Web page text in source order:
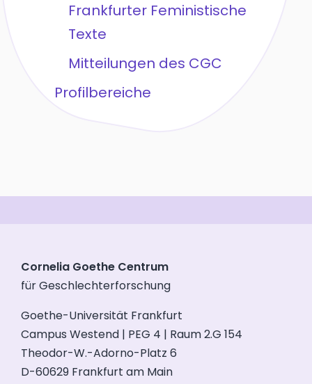
Frankfurter Feministische
Texte
Mitteilungen des CGC
Profilbereiche
Cornelia Goethe Centrum
für Geschlechterforschung
Goethe-Universität Frankfurt
Campus Westend | PEG 4 | Raum 2.G 154
Theodor-W.-Adorno-Platz 6
D-60629 Frankfurt am Main